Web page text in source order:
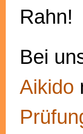
Rahn!
Bei
Aikido